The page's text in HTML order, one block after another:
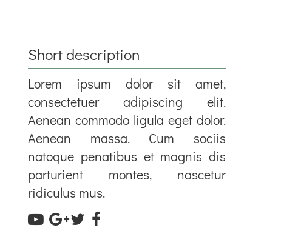
Short description
Lorem ipsum dolor sit amet,
consectetuer adipiscing elit.
Aenean commodo ligula eget dolor.
Aenean massa. Cum sociis
natoque penatibus et magnis dis
parturient montes, nascetur
ridiculus mus.